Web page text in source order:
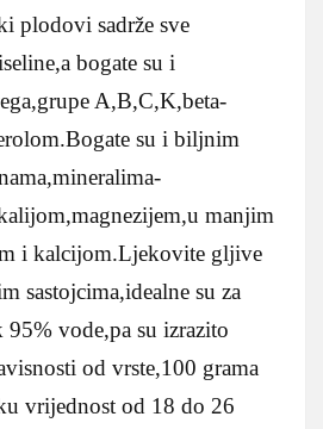
plodovi sadrže sve
bogate su i
A,B,C,K,beta-
su i biljnim
manjim
i kalcijom.Ljekovite gljive
sastojcima,idealne su za
95% vode,pa su izrazito
od vrste,100 grama
vrijednost od 18 do 26